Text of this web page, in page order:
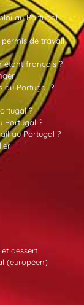
au Portugal
de travail
étant français ?
au Portugal ?
?
Portugal ?
au Portugal ?
dessert
(européen)